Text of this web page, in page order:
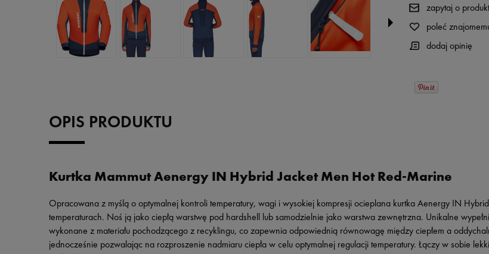
zapytaj o produkt
poleć
dodaj opinię
OPIS PRODUKTU
Kurtka Mammut Aenergy IN Hybrid Jacket Men Hot Red-Marine
Opracowana z myślą o optymalnej kontroli temperatury, wagi i wysokiej kompresji ocieplana kurtka Aenergy IN
temperaturach. Noś ją jako ciepłą warstwę pod hardshell lub samodzielnie jako warstwa zewnętrzna. Unikalne
wykonane z materiału pochodzącego z recyklingu, co zapewnia odpowiednią równowagę między ciepłem a
jednocześnie pozwalając na rozproszenie nadmiaru ciepła w celu optymalnej regulacji temperatury. Łączy w sobie